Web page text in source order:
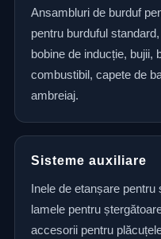
Ansambluri de burduf
pentru burduful
bobine de inducție, bujii,
combustibil, capete de
ambreiaj.
Sisteme auxiliare
Inele de etanșare pentru
lamele pentru
accesorii pentru